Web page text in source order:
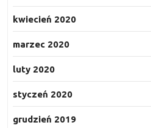
kwiecień 2020
marzec 2020
luty 2020
styczeń 2020
grudzień 2019